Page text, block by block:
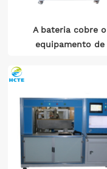
A bateria cobre o
equipamento de